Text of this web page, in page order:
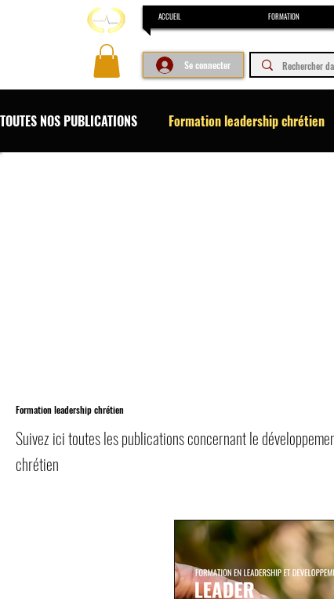
ACCUEIL FORMATION
Se connecter
TOUTES NOS PUBLICATIONS Formation leadership chrétien
Formation leadership chrétien
Suivez ici toutes les publications concernant le
chrétien